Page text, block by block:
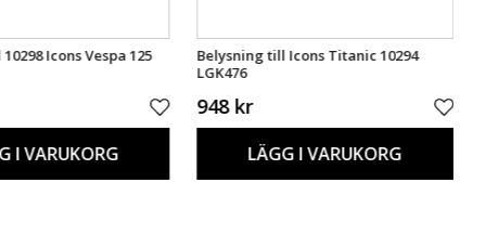
Icons Vespa 125
I VARUKORG
Belysning till Icons Titanic 10294
LGK476
948 kr
LÄGG I VARUKORG